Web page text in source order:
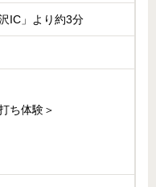
IC」より約3分
ち体験＞